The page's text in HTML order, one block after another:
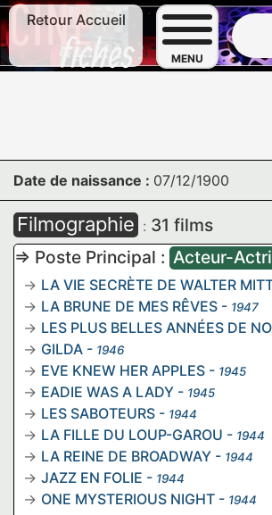
Retour Accueil
MENU
Date de naissance : 07/12/1900
Filmographie : 31 films
=> Poste Principal : Acteur-
LA VIE SECRÈTE DE WALTER
LA BRUNE DE MES RÊVES - 1947
LES PLUS BELLES ANNÉES DE
GILDA - 1946
EVE KNEW HER APPLES - 1945
EADIE WAS A LADY - 1945
LES SABOTEURS - 1944
LA FILLE DU LOUP-GAROU - 1944
LA REINE DE BROADWAY - 1944
JAZZ EN FOLIE - 1944
ONE MYSTERIOUS NIGHT - 1944